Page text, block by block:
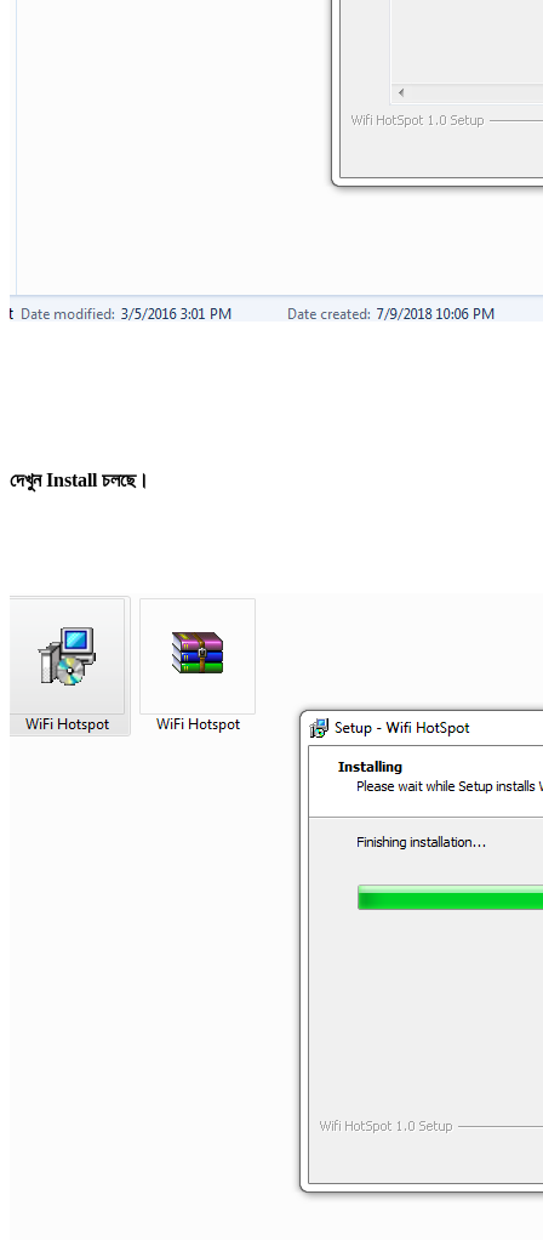
দেখুন Install চলছে।